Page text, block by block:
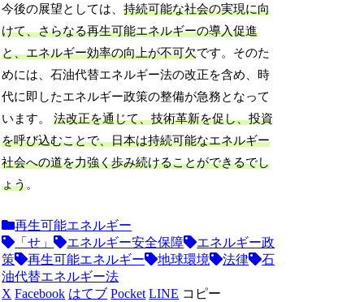
今後の展望としては、持続可能な社会の実現に向
けて、さらなる再生可能エネルギーの導入促進
と、エネルギー効率の向上が不可欠です。そのた
めには、石油代替エネルギー法の改正を含め、時
代に即したエネルギー政策の整備が急務となって
います。法改正を通じて、技術革新を促し、投資
を呼び込むことで、日本は持続可能なエネルギー
社会への道を力強く歩み続けることができるでし
ょう。
再生可能エネルギー
「せ」
エネルギー安全保障
エネルギー政
策
再生可能エネルギー 地球環境 法律
石
油代替エネルギー法
X Facebook はてブ Pocket LINE コピー